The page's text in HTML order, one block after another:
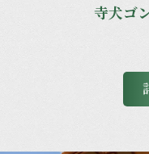
寺犬ゴ